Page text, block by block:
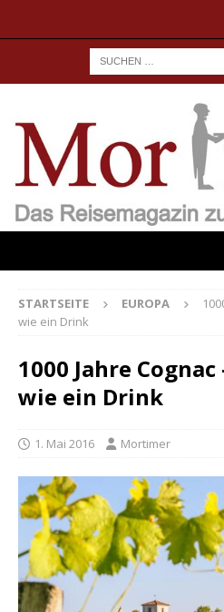
STARTSEITE EUROPA
wie ein Drink
1000 Jahre
wie ein Drink
1. Mai 2016 Mortimer